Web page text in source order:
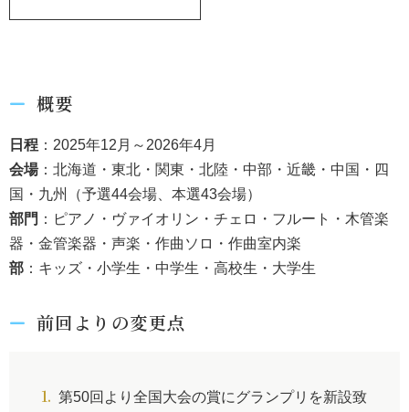
概要
日程 ：2025年12月～2026年4月
会場：北海道・東北・関東・北陸・中部・近畿・中国・四
国・九州（予選44会場、本選43会場）
部門 ：ピアノ・ヴァイオリン・チェロ・フルート・木管楽
器・金管楽器・声楽・作曲ソロ・作曲室内楽
部 ：キッズ・小学生・中学生・高校生・大学生
前回よりの変更点
第50回より全国大会の賞にグランプリを新設致